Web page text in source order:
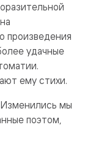
произведения
удачные
ему стихи.
мы
поэтом,